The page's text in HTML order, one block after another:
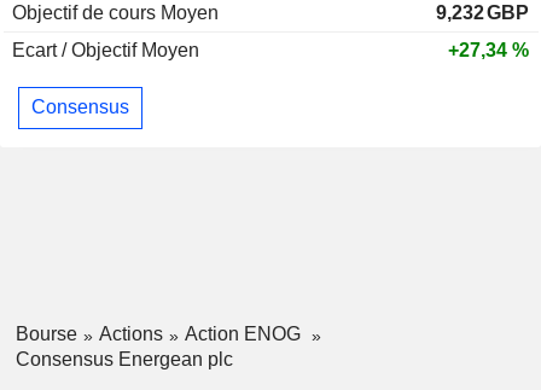
Objectif de cours Moyen
9,232GBP
Ecart / Objectif Moyen
+27,34 %
Consensus
Bourse Actions
Action ENOG
Consensus Energean plc